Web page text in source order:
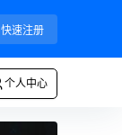
快速注册
个人中心